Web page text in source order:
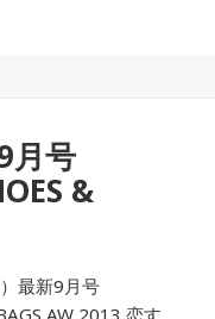
月号
&
最新9月号